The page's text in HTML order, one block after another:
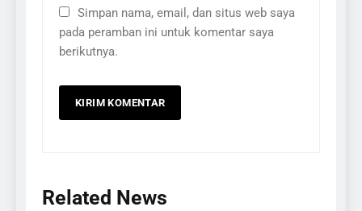
Simpan nama, email, dan situs web saya
pada peramban ini untuk komentar saya
berikutnya.
Related News